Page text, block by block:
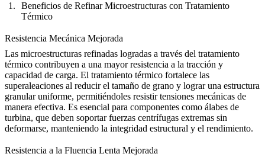
Beneficios de Refinar Microestructuras con Tratamiento
Térmico
Resistencia Mecánica Mejorada
Las microestructuras refinadas logradas a través del tratamiento
térmico contribuyen a una mayor resistencia a la tracción y
capacidad de carga. El tratamiento térmico fortalece las
superaleaciones al reducir el tamaño de grano y lograr una estructura
granular uniforme, permitiéndoles resistir tensiones mecánicas de
manera efectiva. Es esencial para componentes como álabes de
turbina, que deben soportar fuerzas centrífugas extremas sin
deformarse, manteniendo la integridad estructural y el rendimiento.
Resistencia a la Fluencia Lenta Mejorada